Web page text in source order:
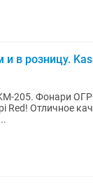
в розницу.
KM-205. Фонари
Отличное